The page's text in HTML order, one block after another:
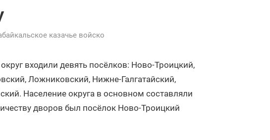
казачье войско
входили девять посёлков: Ново-Троицкий,
Ложниковский, Нижне-Галгатайский,
Население округа в основном составляли
дворов был посёлок Ново-Троицкий